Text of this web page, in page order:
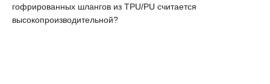
гофрированных шлангов из TPU/PU считается
высокопроизводительной?